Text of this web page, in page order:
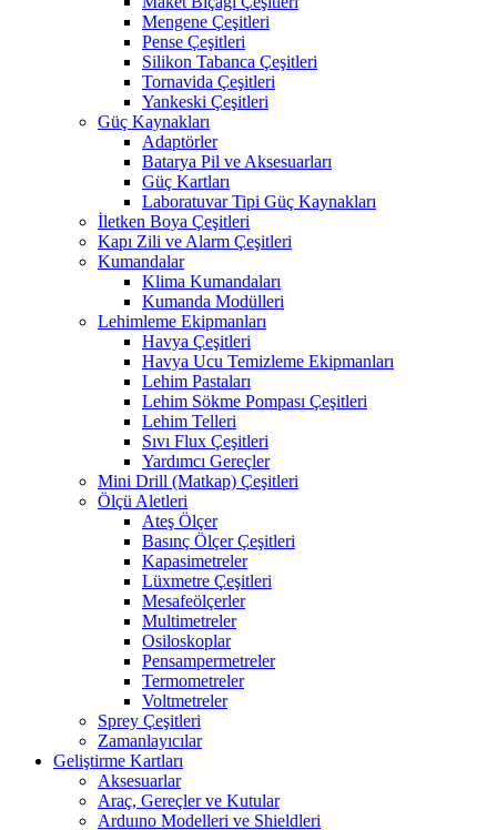
Mengene Çeşitleri
Pense Çeşitleri
Silikon Tabanca Çeşitleri
Tornavida Çeşitleri
Yankeski Çeşitleri
Güç Kaynakları
Adaptörler
Batarya Pil ve Aksesuarları
Güç Kartları
Laboratuvar Tipi Güç Kaynakları
İletken Boya Çeşitleri
Kapı Zili ve Alarm Çeşitleri
Kumandalar
Klima Kumandaları
Kumanda Modülleri
Lehimleme Ekipmanları
Havya Çeşitleri
Havya Ucu Temizleme Ekipmanları
Lehim Pastaları
Lehim Sökme Pompası Çeşitleri
Lehim Telleri
Sıvı Flux Çeşitleri
Yardımcı Gereçler
Mini Drill (Matkap) Çeşitleri
Ölçü Aletleri
Ateş Ölçer
Basınç Ölçer Çeşitleri
Kapasimetreler
Lüxmetre Çeşitleri
Mesafeölçerler
Multimetreler
Osiloskoplar
Pensampermetreler
Termometreler
Voltmetreler
Sprey Çeşitleri
Zamanlayıcılar
Geliştirme Kartları
Aksesuarlar
Araç, Gereçler ve Kutular
Arduıno Modelleri ve Shieldleri